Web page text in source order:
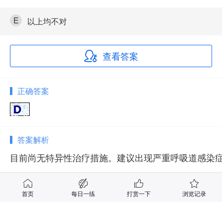
E 以上均不对
查看答案
正确答案
答案解析
目前尚无特异性治疗措施。建议出现严重呼吸道感
首页 每日一练 打赏一下 浏览记录